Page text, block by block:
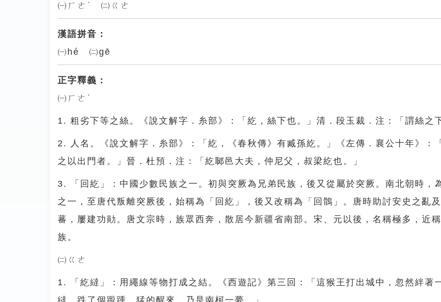
㈠ㄏㄜˊ ㈡ㄍㄜ
漢語拼音：
㈠hé ㈡gē
正字釋義：
㈠ㄏㄜˊ
1. 粗劣下等之絲。《說文解字．糸部》：「紇，絲下也。」清．段玉裁．注：「謂絲之
2. 人名。《說文解字．糸部》：「紇，《春秋傳》有臧孫紇。」《左傳．襄公十年》：
之以出門者。」晉．杜預．注：「紇郰邑大夫，仲尼父，叔梁紇也。」
3. 「回紇」：中國少數民族之一。初與突厥為兄弟民族，後又從屬於突厥。南北朝時，
之一，至唐代叛離突厥後，始稱為「回紇」，後又改稱為「回鶻」。唐時助討安史之亂
蕃，屢建功勛。唐文宗時，族眾西奔，散居今新疆省南部。宋、元以後，名稱極多，近
族。
㈡ㄍㄜ
1. 「紇繨」：用繩線等物打成之結。《西遊記》第三回：「這猴王打出城中，忽然絆著
繨，跌了個躘踵，猛的醒來，乃是南柯一夢。」